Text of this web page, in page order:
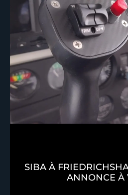
SIBA À
ANNONCE À